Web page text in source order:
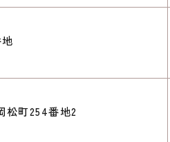
松町254番地2